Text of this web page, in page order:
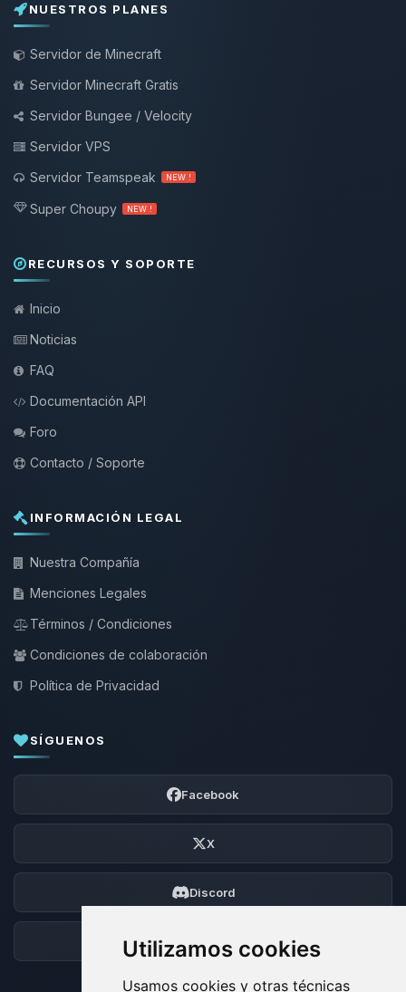
Utilizamos cookies
Usamos cookies y otras técnicas
NUESTROS PLANES
Servidor de Minecraft
Servidor Minecraft Gratis
Servidor Bungee / Velocity
Servidor VPS
Servidor Teamspeak
NEW !
Super Choupy NEW !
RECURSOS Y SOPORTE
Inicio
Noticias
FAQ
Documentación API
Foro
Contacto / Soporte
INFORMACIÓN LEGAL
Nuestra Compañía
Menciones Legales
Términos / Condiciones
Condiciones de colaboración
Política de Privacidad
SÍGUENOS
Facebook
X
Discord
Foro